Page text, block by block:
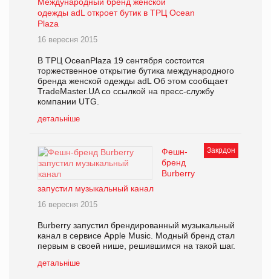
Международный бренд женской
одежды adL откроет бутик в ТРЦ Ocean
Plaza
16 вересня 2015
В ТРЦ OceanPlaza 19 сентября состоится
торжественное открытие бутика международного
бренда женской одежды adL Об этом сообщает
TradeMaster.UA со ссылкой на пресс-службу
компании UTG.
детальніше
Закрдон
Фешн-
бренд
Burberry
запустил музыкальный канал
16 вересня 2015
Burberry запустил брендированный музыкальный
канал в сервисе Apple Music. Модный бренд стал
первым в своей нише, решившимся на такой шаг.
детальніше